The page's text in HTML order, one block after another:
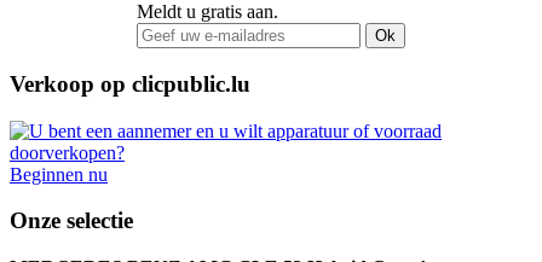
Meldt u gratis aan.
Ok
Verkoop op clicpublic.lu
Beginnen nu
Onze selectie